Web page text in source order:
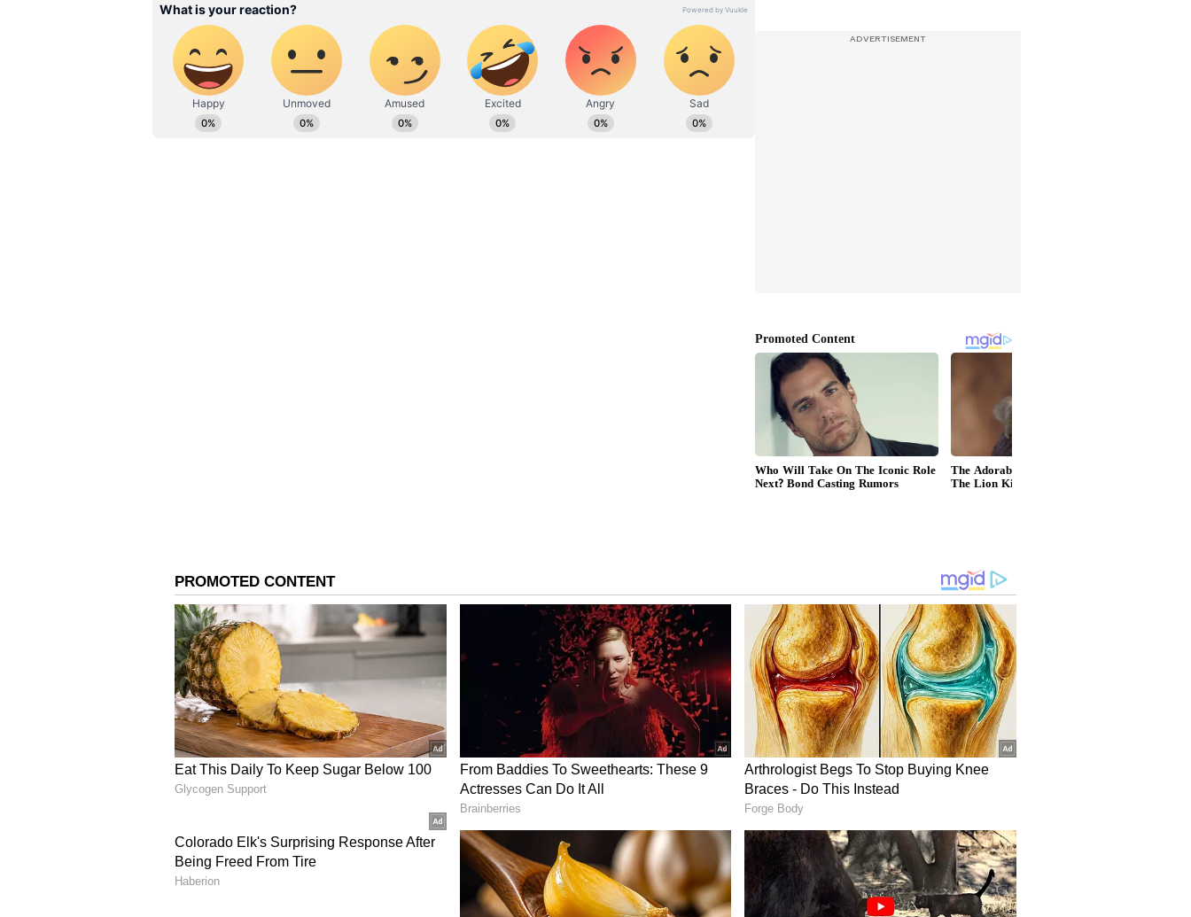
24 ஒரு நாள் இன்னிங்ஸ்களில் முதல் முறையாக விக்கெட்டே இல்லாமல்
ஓவரை முடித்த ஷாகீன் அஃப்ரிடி!
இவரைத் தொடர்ந்து கேப்டன் பாபர் அசாம் களமிறங்கினார். ஃபகர் ஜமான்
நிலையில், இன்னும் 19.3 ஓவர்களில் பாகிஸ்தான் வெற்றி பெற 182 ரன்கள்
எடுக்க வேண்டும்.
England vs Australia: வெற்றி யாருக்கு? டாஸ் வென்ற இங்கிலாந்து
பவுலிங் – ஆஸி,க்கு சாதகமான ரெக்கார்ட்ஸ்!